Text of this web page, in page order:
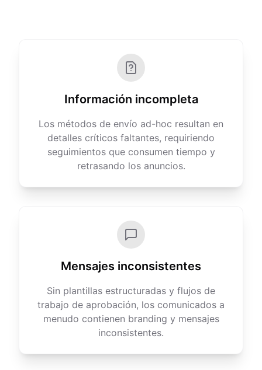
Información incompleta
Los métodos de envío ad-hoc resultan en
detalles críticos faltantes, requiriendo
seguimientos que consumen tiempo y
retrasando los anuncios.
Mensajes inconsistentes
Sin plantillas estructuradas y flujos de
trabajo de aprobación, los comunicados a
menudo contienen branding y mensajes
inconsistentes.